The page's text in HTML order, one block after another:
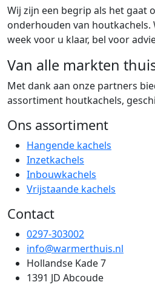
Wij zijn een begrip als het gaat
onderhouden van houtkachels.
week voor u klaar, bel voor
Van alle markten
Met dank aan onze partners
assortiment houtkachels,
Ons assortiment
Hangende kachels
Inzetkachels
Inbouwkachels
Vrijstaande kachels
Contact
0297-303002
info@warmerthuis.nl
Hollandse Kade 7
1391 JD Abcoude